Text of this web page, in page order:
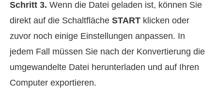
Schritt 3. Wenn die Datei geladen ist, können Sie
direkt auf die Schaltfläche START klicken oder
zuvor noch einige Einstellungen anpassen. In
jedem Fall müssen Sie nach der Konvertierung die
umgewandelte Datei herunterladen und auf Ihren
Computer exportieren.